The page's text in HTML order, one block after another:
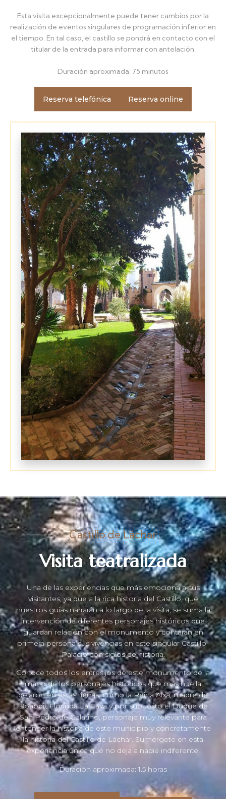
Esta visita excepcionalmente puede tener cambios por la
realización de eventos singulares de programación inferior en
el tiempo. En tal caso, el castillo se pondrá en contacto con el
titular de la entrada para informar con antelación.
Duración aproximada: 75 minutos
Reserva telefónica Reserva online
Castillo de Láchar
Visita teatralizada
Una de las experiencias que más emociona a sus
visitantes, ya que a la rica historia del Castillo, que
nuestros guías narrarán a lo largo de la visita, se suma la
intervención de diferentes personajes históricos que
guardan relación con el monumento y contarán en
primera persona sus vivencias en este singular Castillo-
Palacio con siglos de historia.
Conoce todos los entresijos de este monumento de la
mano de los personajes históricos que más huella
dejaron en estas tierras, como la Reina Aixa, madre de
Boabdil, Florinda La Cava y por supuesto el Duque de
San Pedro de Galatino, personaje muy relevante para
entender la historia de este municipio y concretamente
la historia del Castillo de Láchar. Sumérgete en esta
experiencia única que no deja a nadie indiferente.
Duración aproximada: 1.5 horas